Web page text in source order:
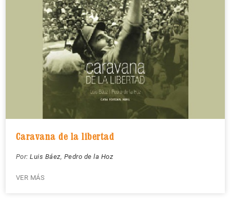
Caravana de la libertad
Por: Luis Báez, Pedro de la Hoz
VER MÁS